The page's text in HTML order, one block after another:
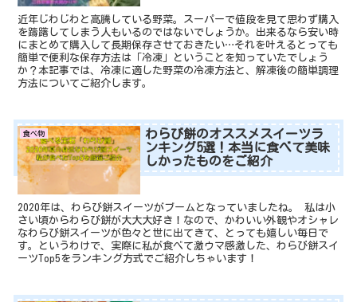
近年じわじわと高騰している野菜。スーパーで値段を見て思わず購入
を躊躇してしまう人もいるのではないでしょうか。出来るなら安い時
にまとめて購入して長期保存させておきたい…それを叶えるとっても
簡単で便利な保存方法は「冷凍」ということを知っていたでしょう
か？本記事では、冷凍に適した野菜の冷凍方法と、解凍後の簡単調理
方法についてご紹介します。
食べ物
わらび餅のオススメスイーツラ
ンキング5選！本当に食べて美味
しかったものをご紹介
2020年は、わらび餅スイーツがブームとなっていましたね。 私は小
さい頃からわらび餅が大大大好き！なので、かわいい外観やオシャレ
なわらび餅スイーツが色々と世に出てきて、とっても嬉しい毎日で
す。というわけで、実際に私が食べて激ウマ感激した、わらび餅スイ
ーツTop5をランキング方式でご紹介しちゃいます！